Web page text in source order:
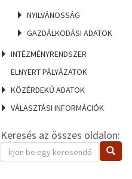
NYILVÁNOSSÁG
GAZDÁLKODÁSI ADATOK
INTÉZMÉNYRENDSZER
ELNYERT PÁLYÁZATOK
KÖZÉRDEKŰ ADATOK
VÁLASZTÁSI INFORMÁCIÓK
Keresés az összes oldalon:
Keresendő
kifejezés
Keresés